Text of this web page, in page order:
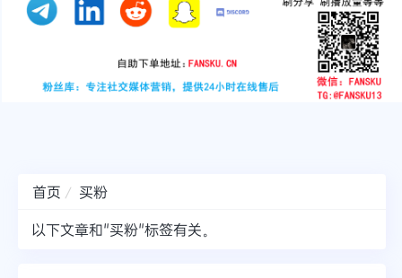
tiktok
youtube
instagram
首页
买粉
以下文章和"买粉"标签有关。